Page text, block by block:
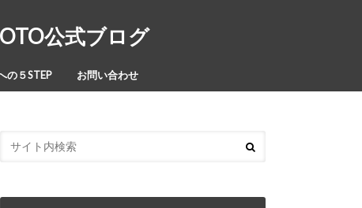
公式ブログ
の５STEP お問い合わせ